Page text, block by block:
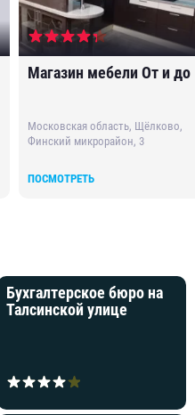
Магазин мебели От и до
Московская область, Щёлково,
Финский микрорайон, 3
ПОСМОТРЕТЬ
Бухгалтерское бюро на
Талсинской улице